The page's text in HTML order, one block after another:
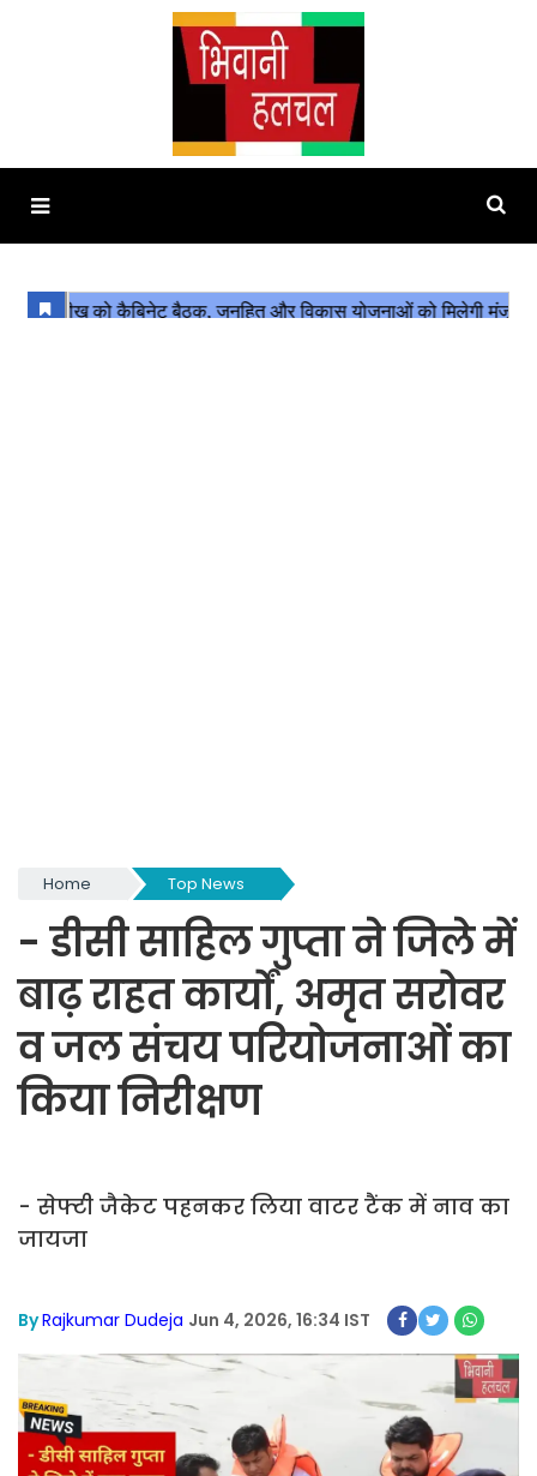
Home Top News
- डीसी साहिल गुप्ता ने जिले में
बाढ़ राहत कार्यों, अमृत सरोवर
व जल संचय परियोजनाओं का
किया निरीक्षण
- सेफ्टी जैकेट पहनकर लिया वाटर टैंक में नाव का
जायजा
ByRajkumar Dudeja Jun 4, 2026, 16:34 IST